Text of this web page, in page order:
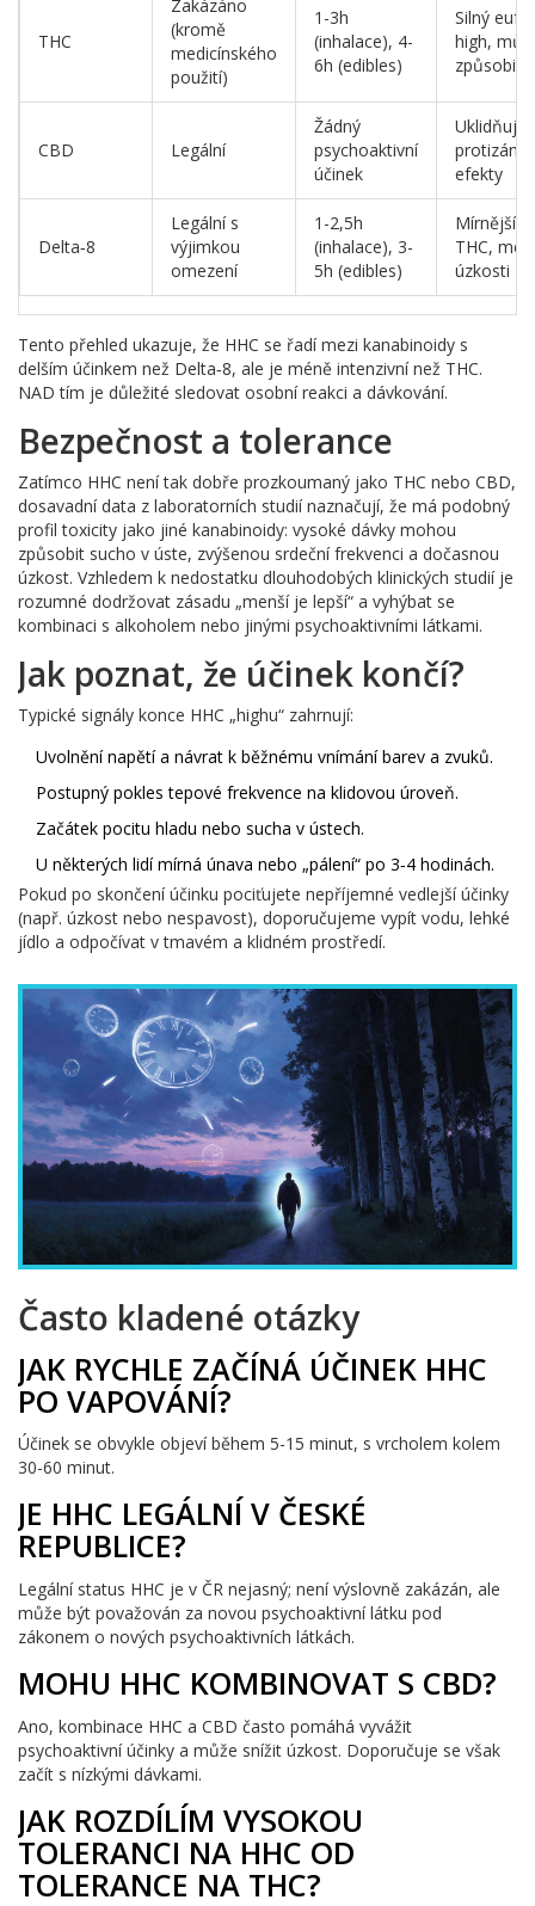
THC
Zakázáno
(kromě
medicínského
použití)
1-3h
(inhalace), 4-
6h (edibles)
Silný
high,
způsobit
CBD Legální
Žádný
psychoaktivní
účinek
efekty
Delta‑8
Legální s
výjimkou
omezení
1-2,5h
(inhalace), 3-
5h (edibles)
Mírnější
THC,
úzkosti
Tento přehled ukazuje, že HHC se řadí mezi kanabinoidy s
delším účinkem než Delta‑8, ale je méně intenzivní než THC.
NAD tím je důležité sledovat osobní reakci a dávkování.
Bezpečnost a tolerance
Zatímco HHC není tak dobře prozkoumaný jako THC nebo CBD,
dosavadní data z laboratorních studií naznačují, že má podobný
profil toxicity jako jiné kanabinoidy: vysoké dávky mohou
způsobit sucho v úste, zvýšenou srdeční frekvenci a dočasnou
úzkost. Vzhledem k nedostatku dlouhodobých klinických studií je
rozumné dodržovat zásadu „menší je lepší“ a vyhýbat se
kombinaci s alkoholem nebo jinými psychoaktivními látkami.
Jak poznat, že účinek končí?
Typické signály konce HHC „highu“ zahrnují:
Uvolnění napětí a návrat k běžnému vnímání barev a zvuků.
Postupný pokles tepové frekvence na klidovou úroveň.
Začátek pocitu hladu nebo sucha v ústech.
U některých lidí mírná únava nebo „pálení“ po 3‑4 hodinách.
Pokud po skončení účinku pociťujete nepříjemné vedlejší účinky
(např. úzkost nebo nespavost), doporučujeme vypít vodu, lehké
jídlo a odpočívat v tmavém a klidném prostředí.
Často kladené otázky
JAK RYCHLE ZAČÍNÁ ÚČINEK HHC
PO VAPOVÁNÍ?
Účinek se obvykle objeví během 5-15 minut, s vrcholem kolem
30-60 minut.
JE HHC LEGÁLNÍ V ČESKÉ
REPUBLICE?
Legální status HHC je v ČR nejasný; není výslovně zakázán, ale
může být považován za novou psychoaktivní látku pod
zákonem o nových psychoaktivních látkách.
MOHU HHC KOMBINOVAT S CBD?
Ano, kombinace HHC a CBD často pomáhá vyvážit
psychoaktivní účinky a může snížit úzkost. Doporučuje se však
začít s nízkými dávkami.
JAK ROZDÍLÍM VYSOKOU
TOLERANCI NA HHC OD
TOLERANCE NA THC?